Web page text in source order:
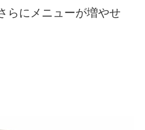
らにメニューが増やせ